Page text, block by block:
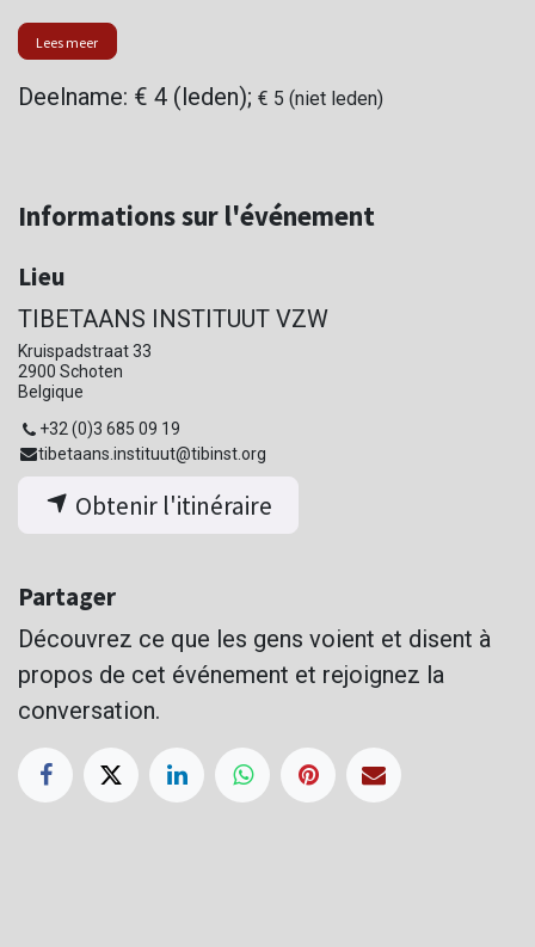
Lees meer
Deelname: € 4 (leden); € 5 (niet leden)
Informations sur l'événement
Lieu
TIBETAANS INSTITUUT VZW
Kruispadstraat 33
2900 Schoten
Belgique
+32 (0)3 685 09 19
tibetaans.instituut@tibinst.org
Obtenir l'itinéraire
Partager
Découvrez ce que les gens voient et disent à
propos de cet événement et rejoignez la
conversation.